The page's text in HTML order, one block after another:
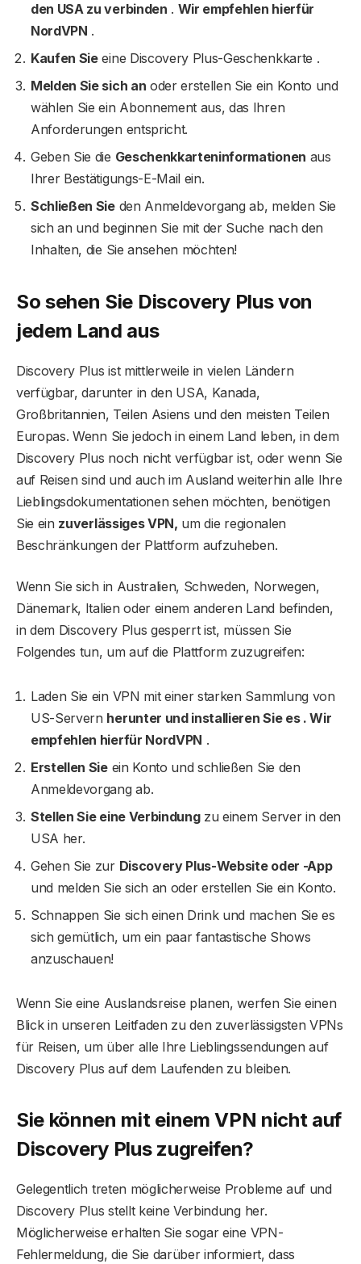
den USA zu verbinden . Wir empfehlen hierfür
NordVPN .
Kaufen Sieeine Discovery Plus-Geschenkkarte .
Melden Sie sich an oder erstellen Sie ein Konto und
wählen Sie ein Abonnement aus, das Ihren
Anforderungen entspricht.
Geben Sie die Geschenkkarteninformationen aus
Ihrer Bestätigungs-E-Mail ein.
Schließen Sieden Anmeldevorgang ab, melden Sie
sich an und beginnen Sie mit der Suche nach den
Inhalten, die Sie ansehen möchten!
So sehen Sie Discovery Plus von
jedem Land aus
Discovery Plus ist mittlerweile in vielen Ländern
verfügbar, darunter in den USA, Kanada,
Großbritannien, Teilen Asiens und den meisten Teilen
Europas. Wenn Sie jedoch in einem Land leben, in dem
Discovery Plus noch nicht verfügbar ist, oder wenn Sie
auf Reisen sind und auch im Ausland weiterhin alle Ihre
Lieblingsdokumentationen sehen möchten, benötigen
Sie ein zuverlässiges VPN, um die regionalen
Beschränkungen der Plattform aufzuheben.
Wenn Sie sich in Australien, Schweden, Norwegen,
Dänemark, Italien oder einem anderen Land befinden,
in dem Discovery Plus gesperrt ist, müssen Sie
Folgendes tun, um auf die Plattform zuzugreifen:
Laden Sie ein VPN mit einer starken Sammlung von
US-Servern herunter und installieren Sie es . Wir
empfehlen hierfür NordVPN .
Erstellen Sieein Konto und schließen Sie den
Anmeldevorgang ab.
Stellen Sie eine Verbindungzu einem Server in den
USA her.
Gehen Sie zur Discovery Plus-Website oder -App
und melden Sie sich an oder erstellen Sie ein Konto.
Schnappen Sie sich einen Drink und machen Sie es
sich gemütlich, um ein paar fantastische Shows
anzuschauen!
Wenn Sie eine Auslandsreise planen, werfen Sie einen
Blick in unseren Leitfaden zu den zuverlässigsten VPNs
für Reisen, um über alle Ihre Lieblingssendungen auf
Discovery Plus auf dem Laufenden zu bleiben.
Sie können mit einem VPN nicht auf
Discovery Plus zugreifen?
Gelegentlich treten möglicherweise Probleme auf und
Discovery Plus stellt keine Verbindung her.
Möglicherweise erhalten Sie sogar eine VPN-
Fehlermeldung, die Sie darüber informiert, dass